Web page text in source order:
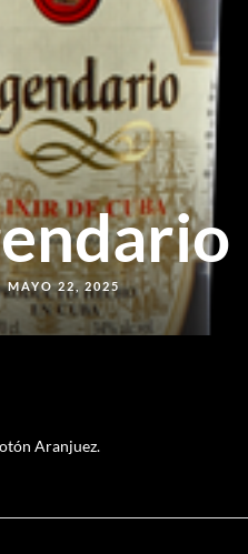
MAYO 22, 2025
Aranjuez.